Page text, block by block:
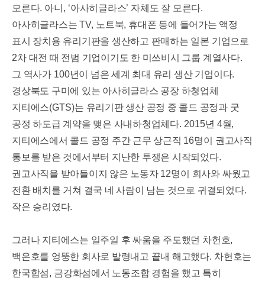
모른다. 아니 , ‘아사히글라스’ 자체도 잘 모른다.
아사히글라스는TV, 노트북, 휴대폰 등에 들어가는 액정
표시 장치용 유리기판을 생산하고 판매하는 일본 기업으로
2차 대전 때 전범 기업이기도 한 미쓰비시 그룹 계열사다.
그 역사가 100년이 넘은 세계 최대 유리 생산 기업이다.
경상북도 구미에 있는 아사히글라스 공장 하청업체
지티에스(GTS)는 유리기판 생산 공정 중 콜드 공정과 굿
공정 하도급 계약을 맺은 사내하청업체다. 2015년 4월,
지티에스에서 콜드 공정 주간 근무 상근직 16명이 권고사직
통보를 받은 것에서부터 지난한 투쟁은 시작되었다.
권고사직을 받아들이지 않은 노동자 12명이 회사와 싸웠고
전환 배치를 거쳐 결국 네 사람이 남는 것으로 귀결되었다.
작은 승리였다.
그러나 지티에스는 일주일 후 싸움을 주도했던 차헌호,
백은호를 엉뚱한 회사로 발령내고 끝내 해고했다. 차헌호는
한국합섬, 금강화섬에서 노동조합 경험을 했고 특히